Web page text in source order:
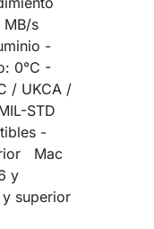
MB/s
-
0°C -
/ UKCA /
STD
-
Mac
y
superior